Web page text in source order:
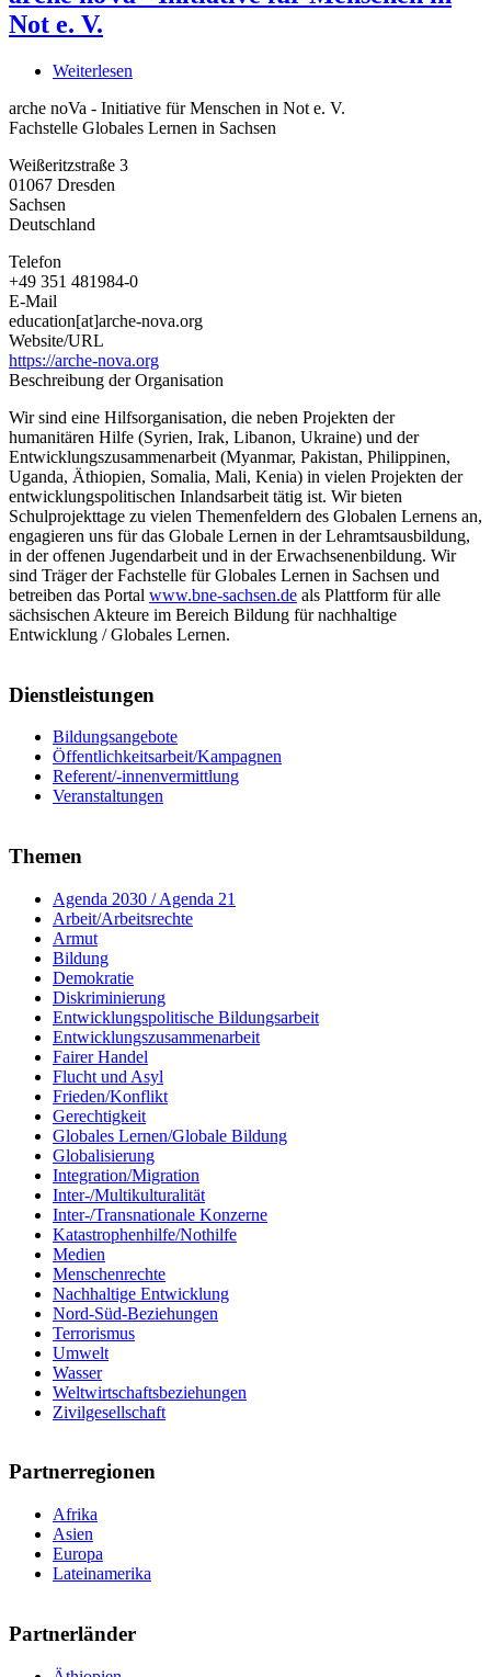
Not e. V.
Weiterlesen
noVa
-
arche noVa - Initiative für Menschen in Not e. V.
Fachstelle Globales Lernen in Sachsen
Weißeritzstraße 3
01067 Dresden
Sachsen
Deutschland
Telefon
+49 351 481984-0
E-Mail
education[at]arche-nova.org
Website/URL
https://arche-nova.org
Beschreibung der Organisation
Wir sind eine Hilfsorganisation, die neben Projekten der
humanitären Hilfe (Syrien, Irak, Libanon, Ukraine) und der
Entwicklungszusammenarbeit (Myanmar, Pakistan, Philippinen,
Uganda, Äthiopien, Somalia, Mali, Kenia) in vielen Projekten der
entwicklungspolitischen Inlandsarbeit tätig ist. Wir bieten
Schulprojekttage zu vielen Themenfeldern des Globalen Lernens an,
engagieren uns für das Globale Lernen in der Lehramtsausbildung,
in der offenen Jugendarbeit und in der Erwachsenenbildung. Wir
sind Träger der Fachstelle für Globales Lernen in Sachsen und
betreiben das Portal www.bne-sachsen.de als Plattform für alle
sächsischen Akteure im Bereich Bildung für nachhaltige
Entwicklung / Globales Lernen.
Dienstleistungen
Bildungsangebote
Öffentlichkeitsarbeit/Kampagnen
Referent/-innenvermittlung
Veranstaltungen
Themen
Agenda 2030 / Agenda 21
Arbeit/Arbeitsrechte
Armut
Bildung
Demokratie
Diskriminierung
Entwicklungspolitische Bildungsarbeit
Entwicklungszusammenarbeit
Fairer Handel
Flucht und Asyl
Frieden/Konflikt
Gerechtigkeit
Globales Lernen/Globale Bildung
Globalisierung
Integration/Migration
Inter-/Multikulturalität
Inter-/Transnationale Konzerne
Katastrophenhilfe/Nothilfe
Medien
Menschenrechte
Nachhaltige Entwicklung
Nord-Süd-Beziehungen
Terrorismus
Umwelt
Wasser
Weltwirtschaftsbeziehungen
Zivilgesellschaft
Partnerregionen
Afrika
Asien
Europa
Lateinamerika
Partnerländer